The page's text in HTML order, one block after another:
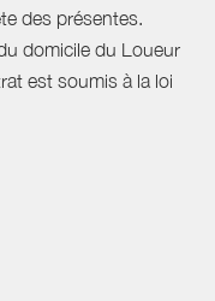
des présentes.
domicile du Loueur
est soumis à la loi